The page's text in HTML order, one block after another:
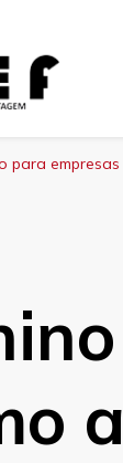
para empresas